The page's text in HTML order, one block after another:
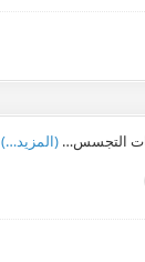
(المزيد…)